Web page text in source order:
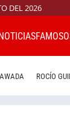
DEL 2026
ROCÍO